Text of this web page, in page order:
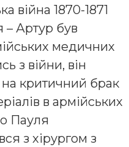
війна 1870-1871
– Артур був
медичних
з війни, він
критичний брак
в армійських
Пауля
з хірургом з